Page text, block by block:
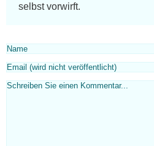
selbst vorwirft.